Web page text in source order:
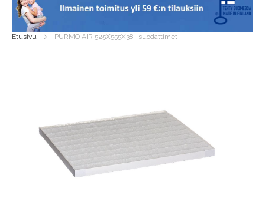
Etusivu PURMO AIR 525X555X38 -suodattimet
images